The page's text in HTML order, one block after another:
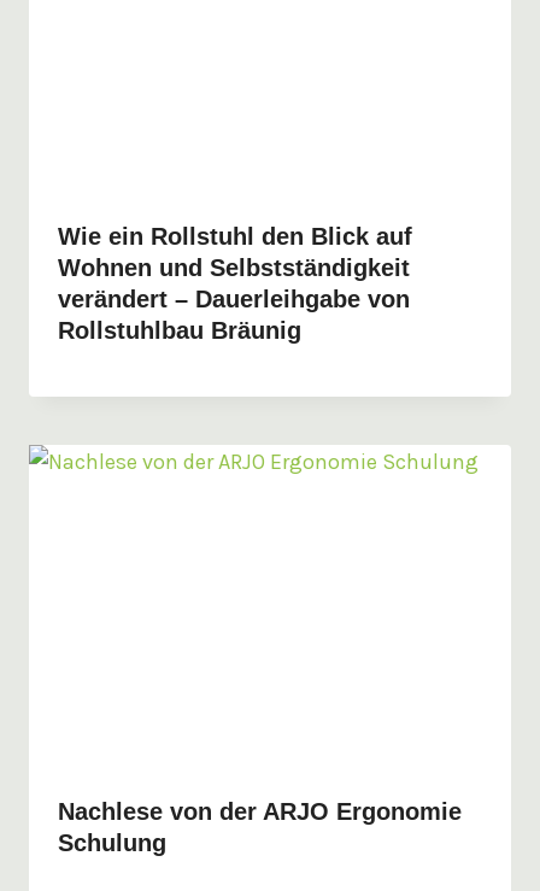
Wie ein Rollstuhl den Blick auf
Wohnen und Selbstständigkeit
verändert – Dauerleihgabe von
Rollstuhlbau Bräunig
Nachlese von der ARJO Ergonomie
Schulung